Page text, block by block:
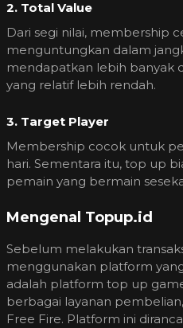
2. Total Value
Dari segi nilai, membership
menguntungkan dalam
mendapatkan lebih banyak
yang relatif lebih rendah.
3. Target Player
Membership cocok untuk
hari. Sementara itu, top up
pemain yang bermain
Mengenal Topup.id
Sebelum melakukan
menggunakan platform
adalah platform top up
berbagai layanan
Free Fire. Platform ini